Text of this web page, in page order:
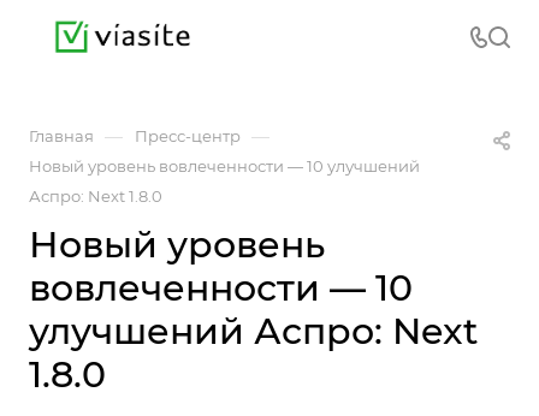
Главная — Пресс-центр —
Новый уровень вовлеченности — 10 улучшений
Аспро: Next 1.8.0
Новый уровень
вовлеченности — 10
улучшений Аспро: Next
1.8.0